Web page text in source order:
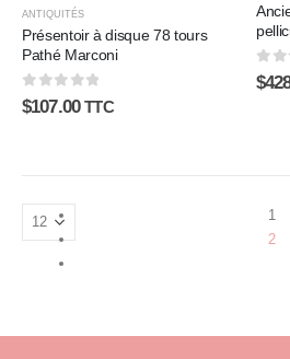
ANTIQUITÉS
Présentoir à disque 78 tours
Pathé Marconi
0sur 5
$107.00 TTC
0
$
1
2